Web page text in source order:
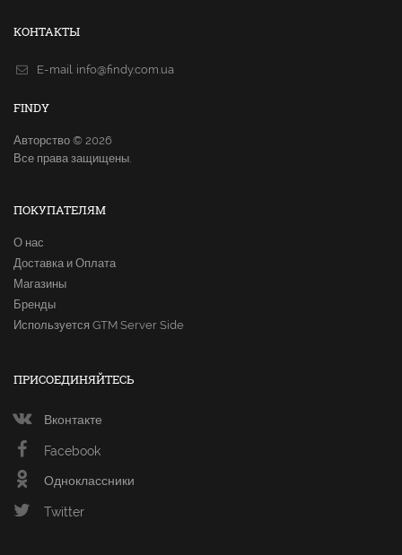
КОНТАКТЫ
E-mail. info@findy.com.ua
FINDY
Авторство © 2026
Все права защищены.
ПОКУПАТЕЛЯМ
О нас
Доставка и Оплата
Магазины
Бренды
Используется GTM Server Side
ПРИСОЕДИНЯЙТЕСЬ
Вконтакте
Facebook
Одноклассники
Twitter